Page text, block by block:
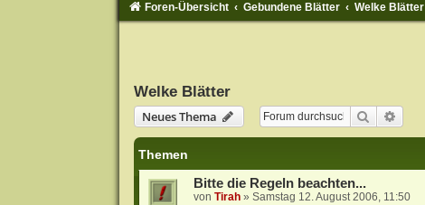
Foren-Übersicht Gebundene Blätter Welke Blätter
Welke Blätter
Neues Thema
Suche
Themen
Bitte die Regeln beachten...
von Tirah» Samstag 12. August 2006, 11:50